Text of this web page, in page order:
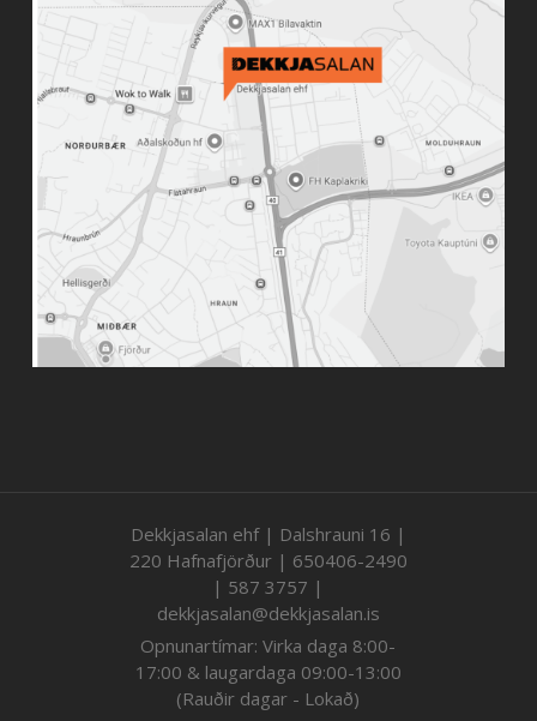
Dekkjasalan ehf | Dalshrauni 16 |
220 Hafnafjörður | 650406-2490
| 587 3757 |
dekkjasalan@dekkjasalan.is
Opnunartímar: Virka daga 8:00-
17:00 & laugardaga 09:00-13:00
(Rauðir dagar - Lokað)